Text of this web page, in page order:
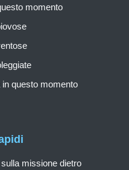
missione dietro
momento
in questo momento